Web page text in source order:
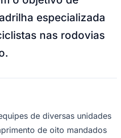
especializada
nas rodovias
de diversas unidades
de oito mandados